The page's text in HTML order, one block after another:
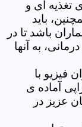
تغذیه ای و
باید
باشد تا در
به آنها
فیزیو با
آماده ی
عزیز در